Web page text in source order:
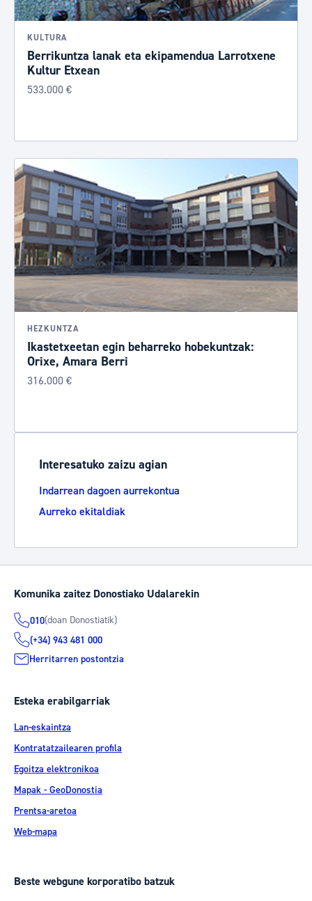
KULTURA
Berrikuntza lanak eta ekipamendua Larrotxene
Kultur Etxean
533.000 €
HEZKUNTZA
Ikastetxeetan egin beharreko hobekuntzak:
Orixe, Amara Berri
316.000 €
Interesatuko zaizu agian
Indarrean dagoen aurrekontua
Aurreko ekitaldiak
Komunika zaitez Donostiako Udalarekin
010(doan Donostiatik)
(+34) 943 481 000
Herritarren postontzia
Esteka erabilgarriak
Lan-eskaintza
Kontratatzailearen profila
Egoitza elektronikoa
Mapak - GeoDonostia
Prentsa-aretoa
Web-mapa
Beste webgune korporatibo batzuk